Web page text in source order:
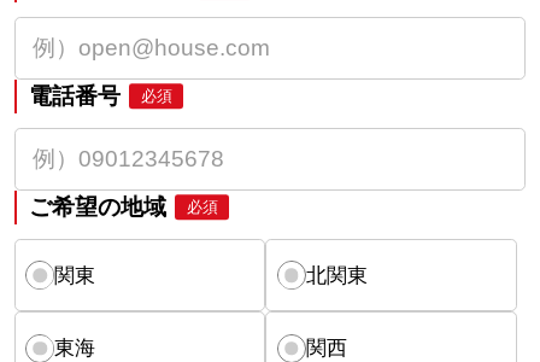
電話番号 必須
ご希望の地域 必須
関東 北関東
東海 関西